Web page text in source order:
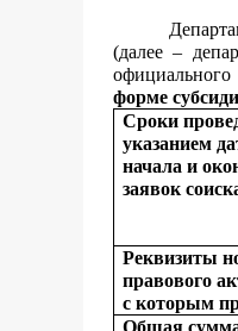
(далее –
официального
форме
Сроки
указанием
начала и
заявок
Реквизиты
правового
с которым
Общая